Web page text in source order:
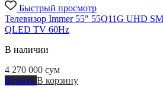
Быстрый просмотр
Телевизор Immer 55" 55Q11G UHD
QLED TV 60Hz
В наличии
4 270 000 сум
Купить В корзину